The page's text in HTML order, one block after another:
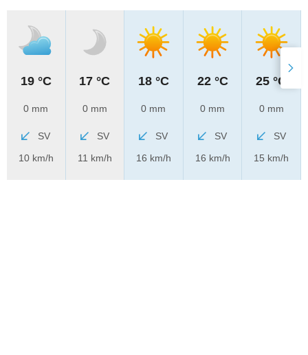
19 °C
0 mm
SV
10 km/h
17 °C
0 mm
SV
11 km/h
18 °C
0 mm
SV
16 km/h
22 °C
0 mm
SV
16 km/h
25 °C
0 mm
SV
15 km/h